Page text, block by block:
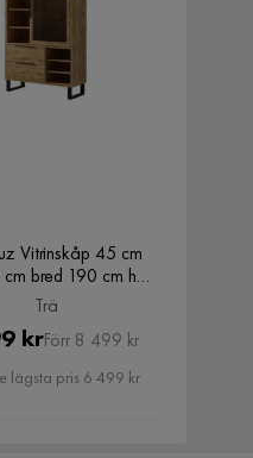
Vitrinskåp 45 cm
bred 190 cm hög
Trä, Trä
Trä
Pris
krOriginal
Pris
Förr 8 499 kr
lägsta pris 6 499 kr